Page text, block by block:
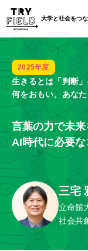
大学と社会をつ
2025年度
生きるとは「判断」
何をおもい、あな
言葉の力で未来
AI時代に必要
三宅
立命館
社会共